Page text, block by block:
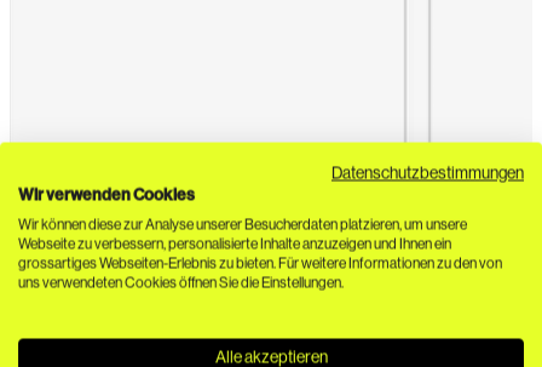
Datenschutzbestimmungen
Wir verwenden Cookies
Wir können diese zur Analyse unserer Besucherdaten platzieren, um unsere
Webseite zu verbessern, personalisierte Inhalte anzuzeigen und Ihnen ein
grossartiges Webseiten-Erlebnis zu bieten. Für weitere Informationen zu den von
uns verwendeten Cookies öffnen Sie die Einstellungen.
Alle akzeptieren